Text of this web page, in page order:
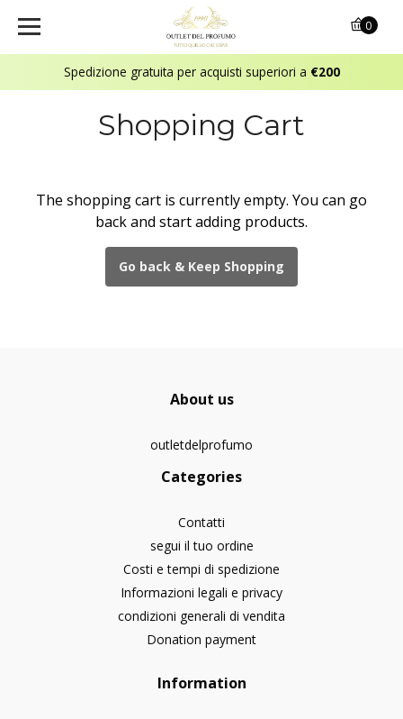
Spedizione gratuita per acquisti superiori a €200
0
Shopping Cart
The shopping cart is currently empty. You can go
back and start adding products.
Go back & Keep Shopping
About us
outletdelprofumo
Categories
Contatti
segui il tuo ordine
Costi e tempi di spedizione
Informazioni legali e privacy
condizioni generali di vendita
Donation payment
Information